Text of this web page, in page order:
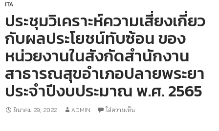
เนื้อหา
ITA
ประชุมวิเคราะห์ความเสี่ยงเกี่ยว
กับผลประโยชน์ทับซ้อน ของ
หน่วยงานในสังกัดสำนักงาน
สาธารณสุขอำเภอปลายพระยา
ประจำปีงบประมาณ พ.ศ. 2565
มีนาคม 29, 2022 ADMIN ใส่ความเห็น